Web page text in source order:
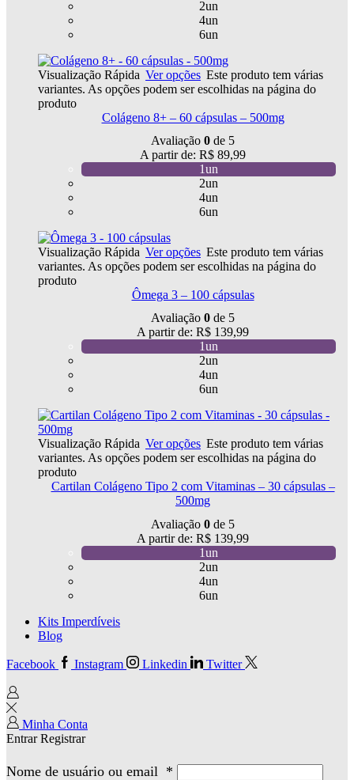
2un
4un
6un
Visualização Rápida Ver opções Este produto tem várias
variantes. As opções podem ser escolhidas na página do
produto
Colágeno 8+ – 60 cápsulas – 500mg
Avaliação 0 de 5
A partir de: R$ 89,99
1un
2un
4un
6un
Visualização Rápida Ver opções Este produto tem várias
variantes. As opções podem ser escolhidas na página do
produto
Ômega 3 – 100 cápsulas
Avaliação 0 de 5
A partir de: R$ 139,99
1un
2un
4un
6un
Visualização Rápida Ver opções Este produto tem várias
variantes. As opções podem ser escolhidas na página do
produto
Cartilan Colágeno Tipo 2 com Vitaminas – 30 cápsulas –
500mg
Avaliação 0 de 5
A partir de: R$ 139,99
1un
2un
4un
6un
Kits Imperdíveis
Blog
Facebook Instagram Linkedin Twitter
Minha Conta
EntrarRegistrar
Nome de usuário ou email *